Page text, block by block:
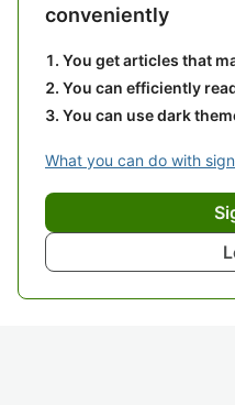
conveniently
You get articles that
You can efficiently
You can use dark
What you can do with